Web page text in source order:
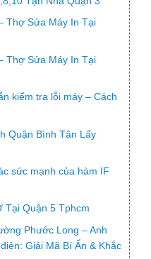
Thợ Sửa Máy In Tại
Thợ Sửa Máy In Tại
kiểm tra lỗi máy – Cách
Quận Bình Tân Lấy
sức mạnh của hàm IF
Tại Quận 5 Tphcm
Phước Long – Anh
Giải Mã Bí Ẩn & Khắc